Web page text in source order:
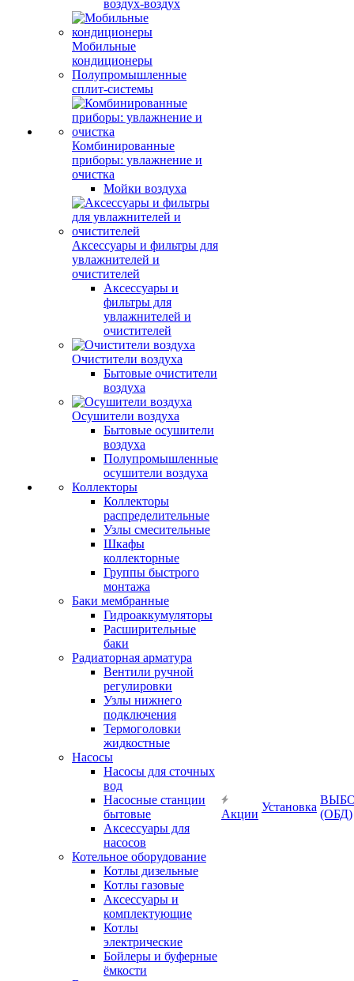
воздух-воздух
Мобильные
кондиционеры
Полупромышленные
сплит-системы
Комбинированные
приборы: увлажнение и
очистка
Мойки воздуха
Аксессуары и фильтры для
увлажнителей и
очистителей
Аксессуары и
фильтры для
увлажнителей и
очистителей
Очистители воздуха
Бытовые очистители
воздуха
Осушители воздуха
Бытовые осушители
воздуха
Полупромышленные
осушители воздуха
Коллекторы
Коллекторы
распределительные
Узлы смесительные
Шкафы
коллекторные
Группы быстрого
монтажа
Баки мембранные
Гидроаккумуляторы
Расширительные
баки
Радиаторная арматура
Вентили ручной
регулировки
Узлы нижнего
подключения
Термоголовки
жидкостные
Насосы
Насосы для сточных
вод
Насосные станции
бытовые
Аксессуары для
насосов
Котельное оборудование
Котлы дизельные
Котлы газовые
Аксессуары и
комплектующие
Котлы
электрические
Бойлеры и буферные
ёмкости
Акции
Установка
(ОБД)